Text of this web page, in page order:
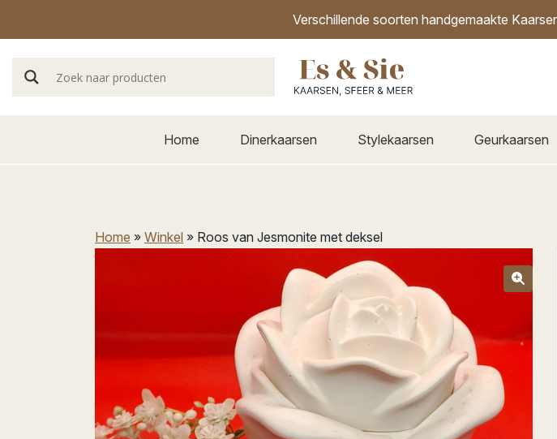
Verschillende soorten handgemaakte
Home Dinerkaarsen Stylekaarsen Geurkaarsen
Home » Winkel » Roos van Jesmonite met deksel